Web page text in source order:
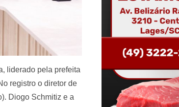
liderado pela prefeita
registro o diretor de
Diogo Schmitiz e a